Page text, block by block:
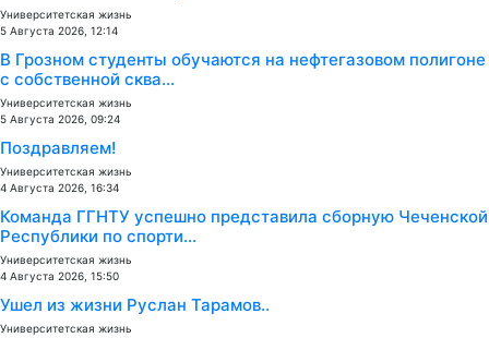
Университетская жизнь
5 Августа 2026, 12:14
В Грозном студенты обучаются на нефтегазовом полигоне
с собственной сква...
Университетская жизнь
5 Августа 2026, 09:24
Поздравляем!
Университетская жизнь
4 Августа 2026, 16:34
Команда ГГНТУ успешно представила сборную Чеченской
Республики по спорти...
Университетская жизнь
4 Августа 2026, 15:50
Ушел из жизни Руслан Тарамов..
Университетская жизнь